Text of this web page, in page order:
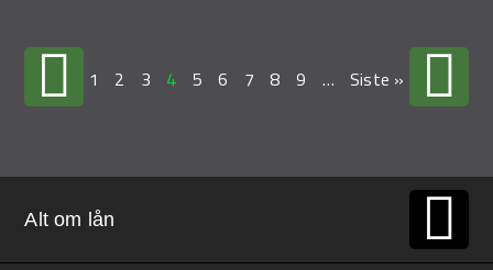
1 2 3 4 5 6 7 8 9 … Siste »
Alt om lån